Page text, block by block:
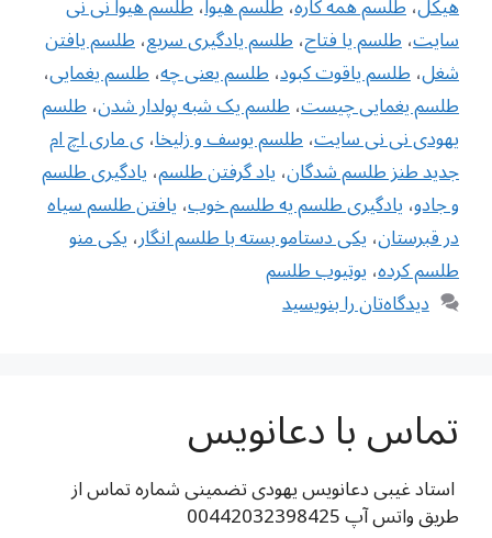
سایت،طلسم یا فتاح،طلسم یادگیری سریع،طلسم یافتن
شغل،طلسم یاقوت کبود،طلسم یعنی چه،طلسم یغمایی،
طلسم یغمایی چیست،طلسم یک شبه پولدار شدن،طلسم
یهودی نی نی سایت،طلسم یوسف و زلیخا،ی ماری اچ ام
جدید طنز طلسم شدگان،یاد گرفتن طلسم،یادگیری طلسم
و جادو،یادگیری طلسم یه طلسم خوب،یافتن طلسم سیاه
در قبرستان،یکی دستامو بسته با طلسم انگار،یکی منو
طلسم کرده،یوتیوب طلسم
دیدگاه‌تان را بنویسید
تماس با دعانویس
استاد غیبی دعانویس یهودی تضمینی شماره تماس از
طریق واتس آپ 00442032398425